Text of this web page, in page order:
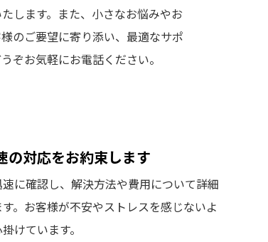
します。また、小さなお悩みやお
のご要望に寄り添い、最適なサポ
ぞお気軽にお電話ください。
の対応をお約束します
に確認し、解決方法や費用について詳細
。お客様が不安やストレスを感じないよ
けています。